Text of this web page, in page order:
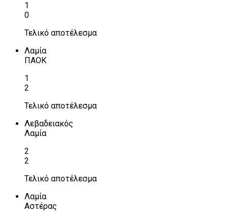
1
0
Τελικό αποτέλεσμα
Λαμία
ΠΑΟΚ
1
2
Τελικό αποτέλεσμα
Λεβαδειακός
Λαμία
2
2
Τελικό αποτέλεσμα
Λαμία
Αστέρας